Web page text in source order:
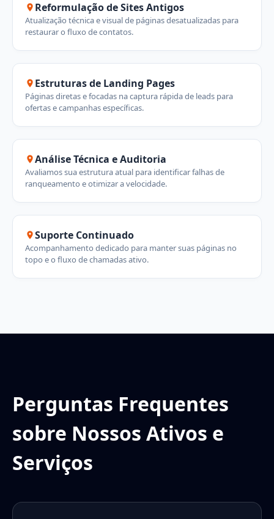
Reformulação de Sites Antigos
Atualização técnica e visual de páginas desatualizadas para
restaurar o fluxo de contatos.
Estruturas de Landing Pages
Páginas diretas e focadas na captura rápida de leads para
ofertas e campanhas específicas.
Análise Técnica e Auditoria
Avaliamos sua estrutura atual para identificar falhas de
ranqueamento e otimizar a velocidade.
Suporte Continuado
Acompanhamento dedicado para manter suas páginas no
topo e o fluxo de chamadas ativo.
Perguntas Frequentes
sobre Nossos Ativos e
Serviços